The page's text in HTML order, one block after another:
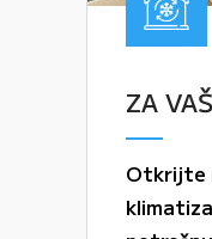
ZA
Otkrijte